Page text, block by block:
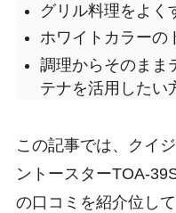
グリル料理をよく
ホワイトカラーの
調理からそのまま
テナを活用したい
この記事では、クイ
ントースターTOA-
の口コミを紹介位して